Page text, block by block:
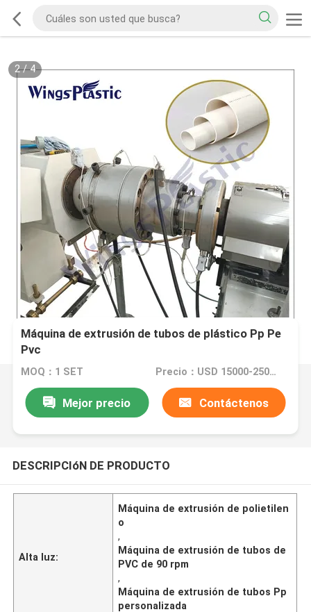
2/4
Máquina de extrusión de tubos de plástico Pp Pe
Pvc
MOQ：1 SET Precio：USD 15000-25000 per set
Mejor precio Contáctenos
DESCRIPCIóN DE PRODUCTO
Alta luz:
Máquina de extrusión de polietilen
o
,
Máquina de extrusión de tubos de
PVC de 90 rpm
,
Máquina de extrusión de tubos Pp
personalizada